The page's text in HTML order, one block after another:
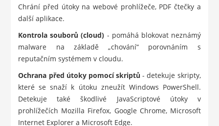
Chrání před útoky na webové prohlížeče, PDF čtečky a
další aplikace.
Kontrola souborů (cloud) - pomáhá blokovat neznámý
malware na základě „chování“ porovnáním s
reputačním systémem v cloudu.
Ochrana před útoky pomocí skriptů - detekuje skripty,
které se snaží k útoku zneužít Windows PowerShell.
Detekuje také škodlivé JavaScriptové útoky v
prohlížečích Mozilla Firefox, Google Chrome, Microsoft
Internet Explorer a Microsoft Edge.